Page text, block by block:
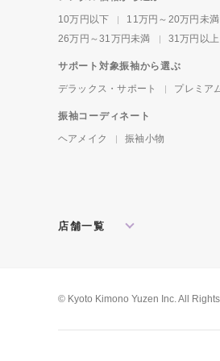
10万円以下
11万円～20万円未満
26万円～31万円未満
31万円以上
サポート対象振袖から選ぶ
デラックス・サポート
プレミア
振袖コーディネート
ヘアメイク
振袖小物
店舗一覧
松戸店
東
© Kyoto Kimono Yuzen Inc. All